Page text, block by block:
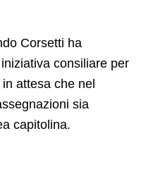
Corsetti ha
consiliare per
attesa che nel
sia
capitolina.